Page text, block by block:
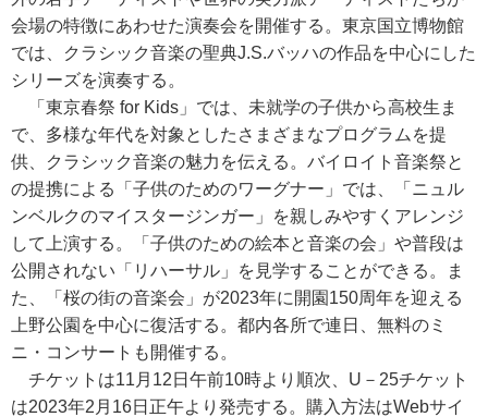
会場の特徴にあわせた演奏会を開催する。東京国立博物館
では、クラシック音楽の聖典J.S.バッハの作品を中心にした
シリーズを演奏する。
「東京春祭 for Kids」では、未就学の子供から高校生ま
で、多様な年代を対象としたさまざまなプログラムを提
供、クラシック音楽の魅力を伝える。バイロイト音楽祭と
の提携による「子供のためのワーグナー」では、「ニュル
ンベルクのマイスタージンガー」を親しみやすくアレンジ
して上演する。「子供のための絵本と音楽の会」や普段は
公開されない「リハーサル」を見学することができる。ま
た、「桜の街の音楽会」が2023年に開園150周年を迎える
上野公園を中心に復活する。都内各所で連日、無料のミ
ニ・コンサートも開催する。
チケットは11月12日午前10時より順次、U－25チケット
は2023年2月16日正午より発売する。購入方法はWebサイ